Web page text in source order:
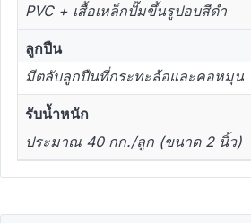
PVC + เสื้อเหล็กปั๊มขึ้นรูปอบสีดำ
ลูกปืน
มีตลับลูกปืนที่กระทะล้อและคอหมุน
รับน้ำหนัก
ประมาณ 40 กก./ลูก (ขนาด 2 นิ้ว)